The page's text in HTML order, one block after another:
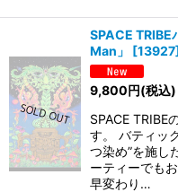
SPACE
Man」
[13927
9,800円(税込)
SPACE TRIBE
す。 バティッ
つ染め”を施し
ーティーでも
早変わり…